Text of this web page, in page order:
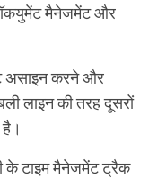
मैनेजमेंट और
असाइन करने और
लाइन की तरह दूसरों
के टाइम मैनेजमेंट ट्रैक